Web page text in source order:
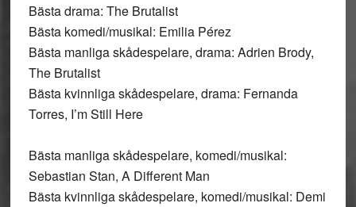
Bästa drama: The Brutalist
Bästa komedi/musikal: Emilia Pérez
Bästa manliga skådespelare, drama: Adrien Brody,
The Brutalist
Bästa kvinnliga skådespelare, drama: Fernanda
Torres, I’m Still Here
Bästa manliga skådespelare, komedi/musikal:
Sebastian Stan, A Different Man
Bästa kvinnliga skådespelare, komedi/musikal: Demi